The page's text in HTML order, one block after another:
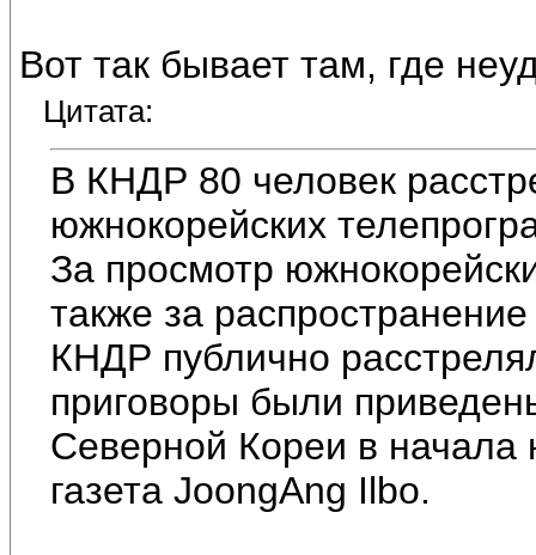
Вот так бывает там, где
Цитата:
В КНДР 80 человек
южнокорейских
За просмотр
также за
КНДР публично
приговоры были
Северной Кореи в начала
газета JoongAng Ilbo.